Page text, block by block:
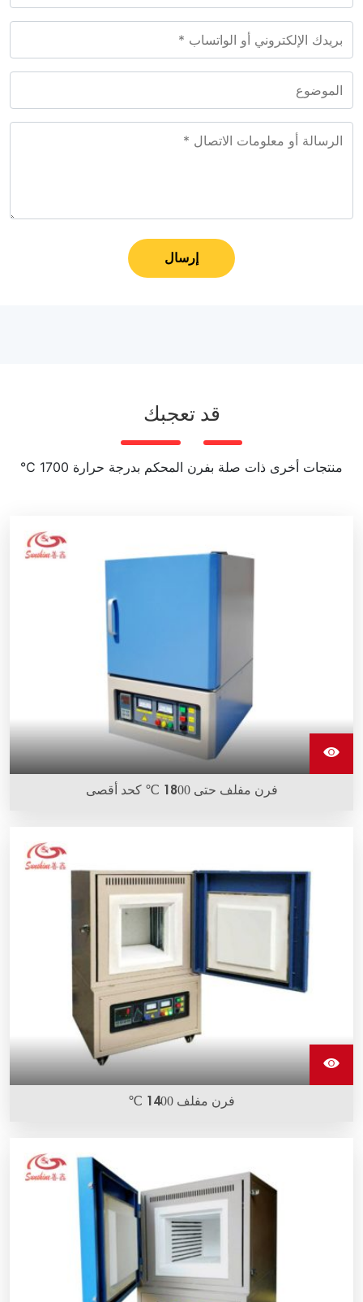
إرسال
قد تعجبك
منتجات أخرى ذات صلة بفرن المحكم بدرجة حرارة 1700 ℃
فرن مفلف حتى 1800 ℃ كحد أقصى
فرن مفلف 1400 ℃